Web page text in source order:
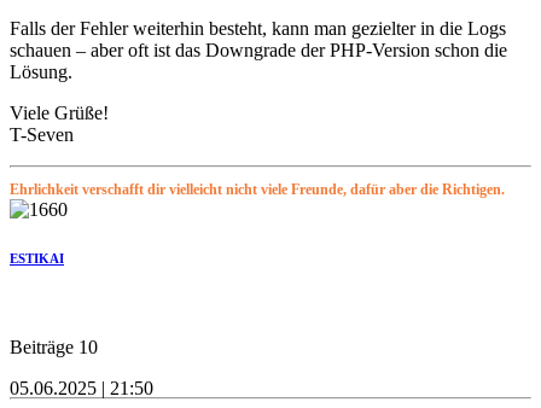
Falls der Fehler weiterhin besteht, kann man gezielter in die Logs
schauen – aber oft ist das Downgrade der PHP-Version schon die
Lösung.
Viele Grüße!
T-Seven
Ehrlichkeit verschafft dir vielleicht nicht viele Freunde, dafür aber die Richtigen.
ESTIKAI
Beiträge 10
05.06.2025 | 21:50